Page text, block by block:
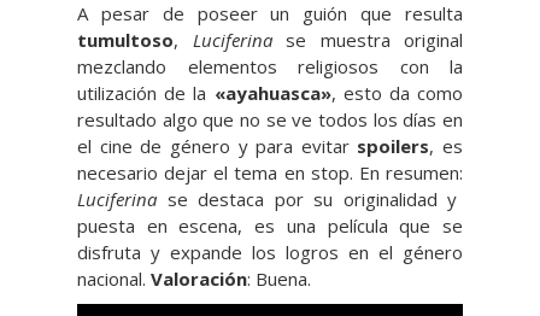
A pesar de poseer un guión que resulta
tumultoso, Luciferinase muestra original
mezclando elementos religiosos con la
utilización de la «ayahuasca», esto da como
resultado algo que no se ve todos los días en
el cine de género y para evitar spoilers, es
necesario dejar el tema en stop. En resumen:
Luciferina se destaca por su originalidad y
puesta en escena, es una película que se
disfruta y expande los logros en el género
nacional. Valoración: Buena.